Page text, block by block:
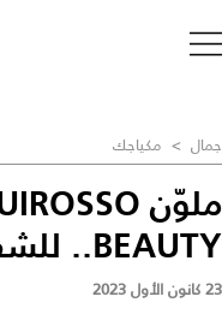
جمال > مكياجك
BEAUTY.. للشفاه والخدود
23 كانون الأول 2023